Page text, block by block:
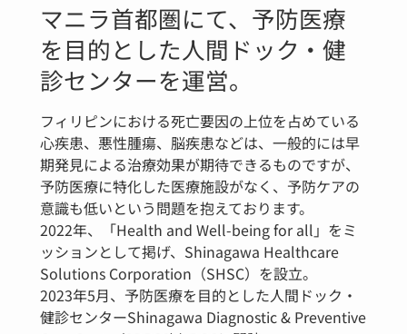
マニラ首都圏にて、予防医療
を目的とした人間ドック・健
診センターを運営。
フィリピンにおける死亡要因の上位を占めている
心疾患、悪性腫瘍、脳疾患などは、一般的には早
期発見による治療効果が期待できるものですが、
予防医療に特化した医療施設がなく、予防ケアの
意識も低いという問題を抱えております。
2022年、「Health and Well-being for all」をミ
ッションとして掲げ、Shinagawa Healthcare
Solutions Corporation（SHSC）を設立。
2023年5月、予防医療を目的とした人間ドック・
健診センターShinagawa Diagnostic & Preventive